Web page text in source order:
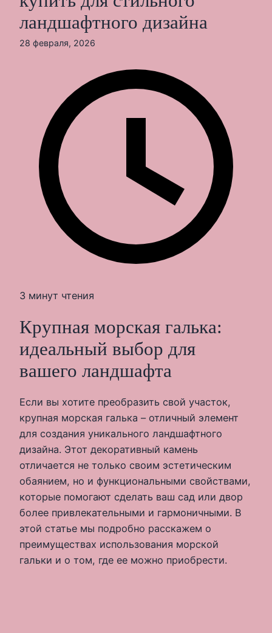
ландшафтного дизайна
28 февраля, 2026
3 минут чтения
Крупная морская галька:
идеальный выбор для
вашего ландшафта
Если вы хотите преобразить свой участок,
крупная морская галька – отличный элемент
для создания уникального ландшафтного
дизайна. Этот декоративный камень
отличается не только своим эстетическим
обаянием, но и функциональными свойствами,
которые помогают сделать ваш сад или двор
более привлекательными и гармоничными. В
этой статье мы подробно расскажем о
преимуществах использования морской
гальки и о том, где ее можно приобрести.